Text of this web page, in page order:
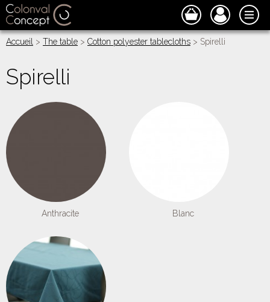
Accueil > The table > Cotton polyester tablecloths > Spirelli
Spirelli
Anthracite Blanc